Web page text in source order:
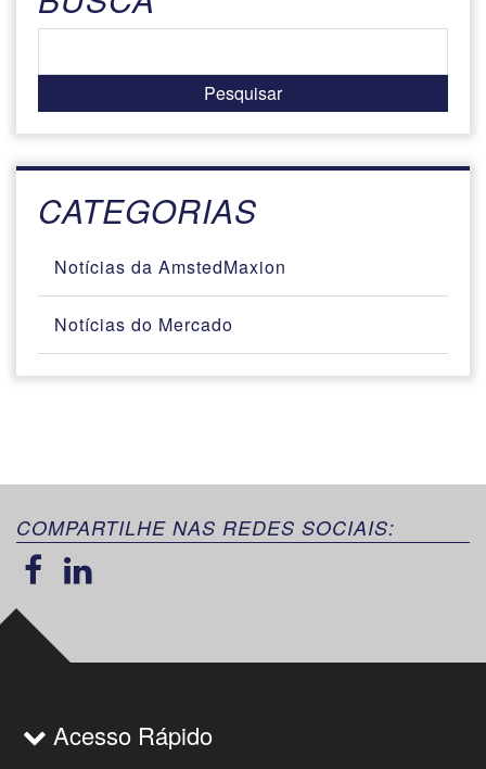
CATEGORIAS
Notícias da AmstedMaxion
Notícias do Mercado
COMPARTILHE NAS REDES SOCIAIS:
Acesso Rápido